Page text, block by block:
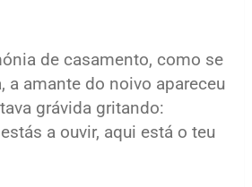
de casamento, como se
a amante do noivo apareceu
grávida gritando:
a ouvir, aqui está o teu